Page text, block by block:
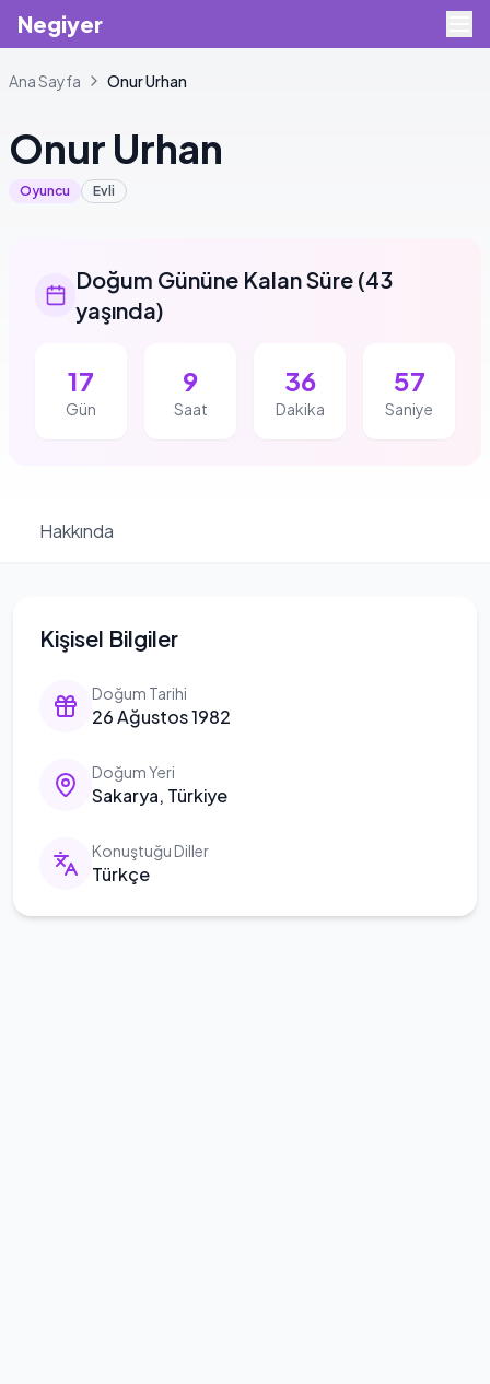
Negiyer
Ana Sayfa OnurUrhan
Onur Urhan
Oyuncu Evli
Doğum Gününe Kalan Süre (43
yaşında)
17
Gün
9
Saat
36
Dakika
56
Saniye
Hakkında
Kişisel Bilgiler
Doğum Tarihi
26 Ağustos 1982
Doğum Yeri
Sakarya, Türkiye
Konuştuğu Diller
Türkçe